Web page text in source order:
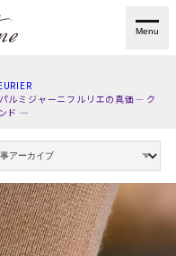
Menu
ルミジャーニフルリエの真価― ク
ド ―